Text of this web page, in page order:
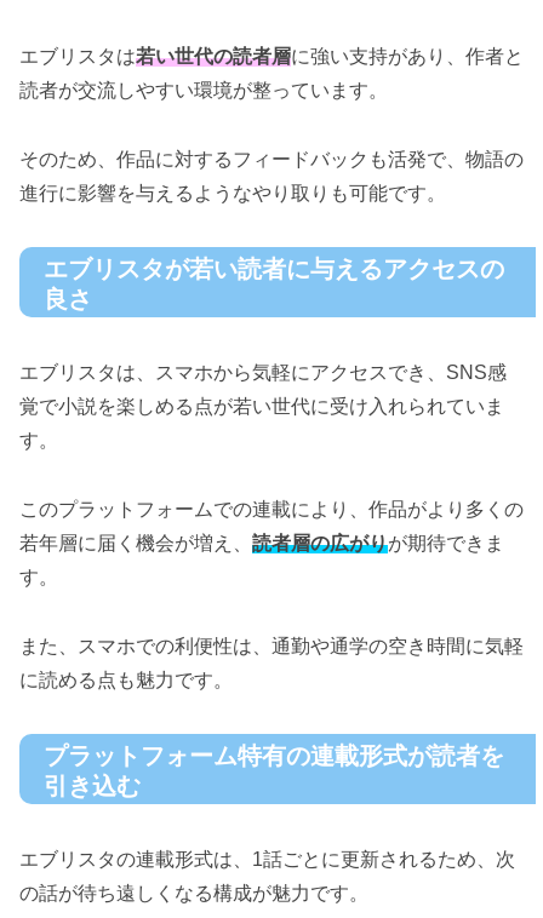
エブリスタは若い世代の読者層に強い支持があり、作者と
読者が交流しやすい環境が整っています。
そのため、作品に対するフィードバックも活発で、物語の
進行に影響を与えるようなやり取りも可能です。
エブリスタが若い読者に与えるアクセスの
良さ
エブリスタは、スマホから気軽にアクセスでき、SNS感
覚で小説を楽しめる点が若い世代に受け入れられていま
す。
このプラットフォームでの連載により、作品がより多くの
若年層に届く機会が増え、 読者層の広がりが期待できま
す。
また、スマホでの利便性は、通勤や通学の空き時間に気軽
に読める点も魅力です。
プラットフォーム特有の連載形式が読者を
引き込む
エブリスタの連載形式は、1話ごとに更新されるため、次
の話が待ち遠しくなる構成が魅力です。